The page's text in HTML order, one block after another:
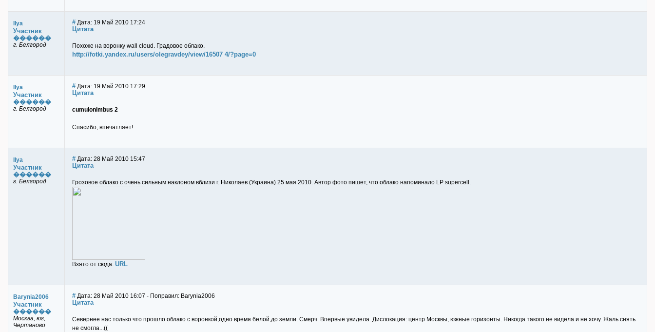
Ilya
Участник
������
г. Белгород
# Дата: 19 Май 2010 17:24
Цитата
Похоже на воронку wall cloud. Градовое облако.
http://fotki.yandex.ru/users/olegravdey/view/16507 4/?page=0
Ilya
Участник
������
г. Белгород
# Дата: 19 Май 2010 17:29
Цитата
cumulonimbus 2
Спасибо, впечатляет!
Ilya
Участник
������
г. Белгород
# Дата: 28 Май 2010 15:47
Цитата
Грозовое облако с очень сильным наклоном вблизи г. Николаев (Украина) 25 мая 2010. Автор фото пишет, что облако напоминало LP supercell.
Взято от сюда: URL
Barynia2006
Участник
������
Mocква, юг,
Чертаново
# Дата: 28 Май 2010 16:07 - Поправил: Barynia2006
Цитата
Cевернее нас только что прошло облако с воронкой,одно время белой,до земли. Смерч. Впервые увидела. Дислокация: центр Москвы, южные горизонты. Никогда такого не видела и не хочу. Жаль снять
не смогла...((